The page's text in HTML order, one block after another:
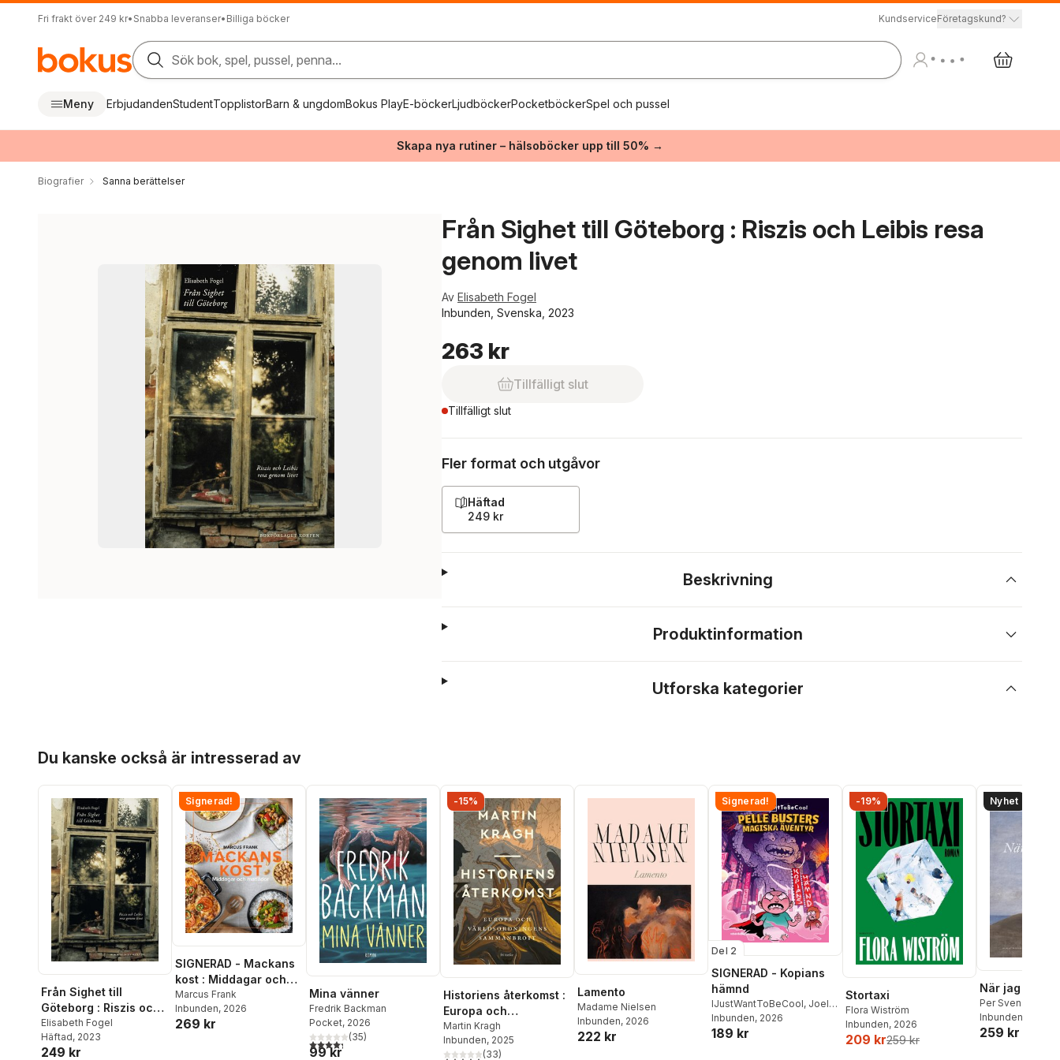
Fri frakt över 249 kr• Snabba leveranser• Billiga böcker KundserviceFöretagskund?
Sök bok, spel, pussel, penna...
Meny ErbjudandenStudentTopplistorBarn & ungdomBokus PlayE-böckerLjudböckerPocketböckerSpel och pussel
Skapa nya rutiner – hälsoböcker upp till 50% →
Biografier Sanna berättelser
Från Sighet till Göteborg : Riszis och Leibis resa
genom livet
Av Elisabeth Fogel
Inbunden, Svenska, 2023
263 kr
Tillfälligt slut
Tillfälligt slut
Fler format och utgåvor
Häftad
249 kr
Beskrivning
Produktinformation
Utforska kategorier
Du kanske också är intresserad av
Från Sighet till
Göteborg : Riszis och
Leibis resa genom
livet
Elisabeth Fogel
Häftad, 2023
249 kr
Signerad!
SIGNERAD - Mackans
kost : Middagar och
matlådor
Marcus Frank
Inbunden, 2026
269 kr
Mina vänner
Fredrik Backman
Pocket, 2026
4,3utav 5 stjärnor. Totalt antal röster:
(35)
99 kr
-15%
Historiens återkomst :
Europa och
världsordningens
sammanbrott
Martin Kragh
Inbunden, 2025
(33)
Lamento
Madame Nielsen
Inbunden, 2026
222 kr
Signerad!
Del 2
SIGNERAD - Kopians
hämnd
IJustWantToBeCool, Joel
Adolphson,Emil Ejdemo
Beer ,Victor Beer
Inbunden, 2026
189 kr
-19%
Stortaxi
Flora Wiström
Inbunden, 2026
209 kr259 kr
Nyhet
När jag dog
Per Svensson
Inbunden
259 kr